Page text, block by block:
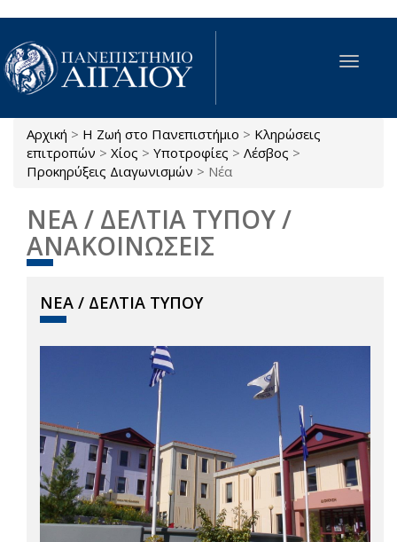
Παράκαμψη προς το κυρίως περιεχόμενο
Toggle
Είστε εδώ
Αρχική > Η Ζωή στο Πανεπιστήμιο > Κληρώσεις
επιτροπών > Χίος > Υποτροφίες > Λέσβος >
Προκηρύξεις Διαγωνισμών > Νέα
ΝΕΑ / ΔΕΛΤΙΑ ΤΥΠΟΥ /
ΑΝΑΚΟΙΝΩΣΕΙΣ
ΝΕΑ / ΔΕΛΤΙΑ ΤΥΠΟΥ